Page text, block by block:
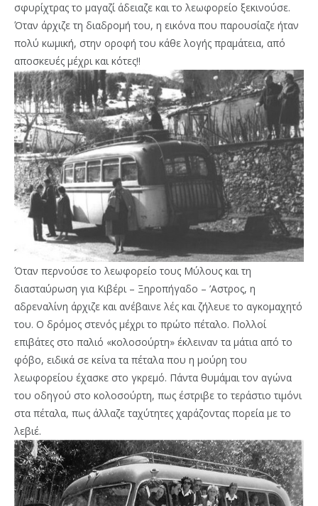
σφυρίχτρας το μαγαζί άδειαζε και το λεωφορείο ξεκινούσε.
Όταν άρχιζε τη διαδρομή του, η εικόνα που παρουσίαζε ήταν
πολύ κωμική, στην οροφή του κάθε λογής πραμάτεια, από
αποσκευές μέχρι και κότες!!
Όταν περνούσε το λεωφορείο τους Μύλους και τη
διασταύρωση για Κιβέρι – Ξηροπήγαδο – ’Αστρος, η
αδρεναλίνη άρχιζε και ανέβαινε λές και ζήλευε το αγκομαχητό
του. Ο δρόμος στενός μέχρι το πρώτο πέταλο. Πολλοί
επιβάτες στο παλιό «κολοσούρτη» έκλειναν τα μάτια από το
φόβο, ειδικά σε κείνα τα πέταλα που η μούρη του
λεωφορείου έχασκε στο γκρεμό. Πάντα θυμάμαι τον αγώνα
του οδηγού στο κολοσούρτη, πως έστριβε το τεράστιο τιμόνι
στα πέταλα, πως άλλαζε ταχύτητες χαράζοντας πορεία με το
λεβιέ.